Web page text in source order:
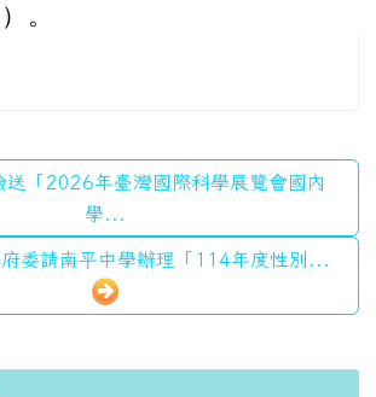
。
「2026年臺灣國際科學展覽會國內
學...
委請南平中學辦理「114年度性別...